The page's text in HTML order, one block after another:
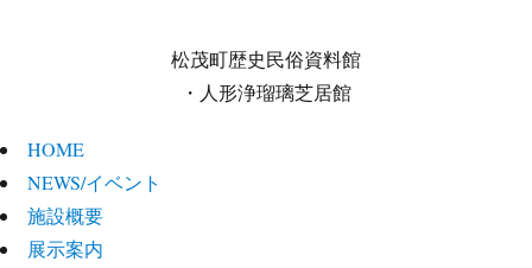
松茂町歴史民俗資料館
・人形浄瑠璃芝居館
HOME
NEWS/イベント
施設概要
展示案内